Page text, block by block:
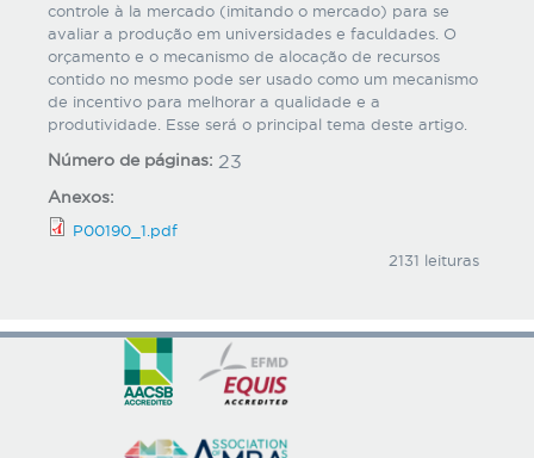
controle à la mercado (imitando o mercado) para se
avaliar a produção em universidades e faculdades. O
orçamento e o mecanismo de alocação de recursos
contido no mesmo pode ser usado como um mecanismo
de incentivo para melhorar a qualidade e a
produtividade. Esse será o principal tema deste artigo.
Número de páginas: 23
Anexos:
P00190_1.pdf
2131 leituras